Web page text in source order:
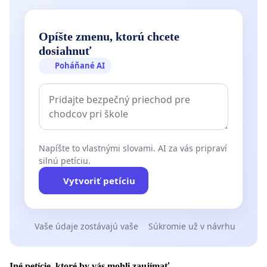
Opíšte zmenu, ktorú chcete
dosiahnuť
Poháňané AI
Napíšte to vlastnými slovami. AI za vás pripraví
silnú petíciu.
Vytvoriť petíciu
Vaše údaje zostávajú vaše Súkromie už v návrhu